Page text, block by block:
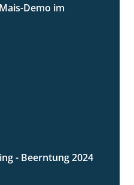
Demo im
12:28
- Beerntung 2024